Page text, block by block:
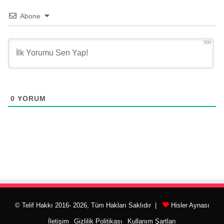
Abone
500
0 YORUM
© Telif Hakkı 2016- 2026, Tüm Hakları Saklıdır | Hisler Aynası
İletişim Gizlilik Politikası Kullanım Şartları